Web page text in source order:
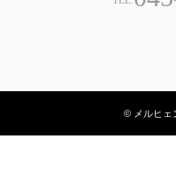
© メルヒェ